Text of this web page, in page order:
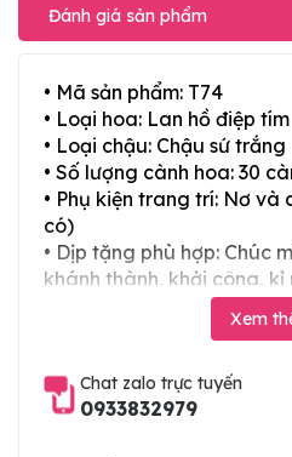
Đánh giá sản phẩm
• Mã sản phẩm: T74
• Loại hoa: Lan hồ điệp tím
• Loại chậu: Chậu sứ trắng
• Số lượng cành hoa: 30
• Phụ kiện trang trí: Nơ và
có)
• Dịp tặng phù hợp: Chúc
khánh thành, khởi công, kỉ
thọ, mừng cưới, tân gia
Xem
Chat zalo trực tuyến
0933832979